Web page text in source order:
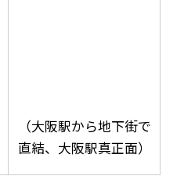
（大阪駅から地下街で
直結、大阪駅真正面）